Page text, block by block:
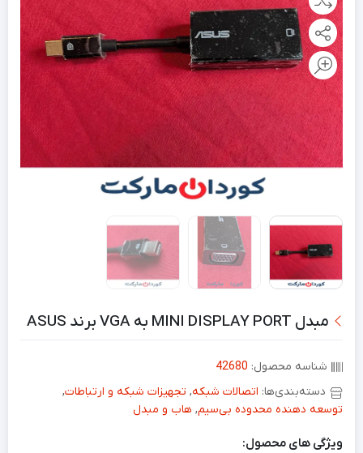
مبدل MINI DISPLAY PORT به VGA برند ASUS
شناسه محصول: 42680
دسته‌بندی‌ها: اتصالات شبکه, تجهیزات شبکه و ارتباطات,
توسعه دهنده محدوده بی‌سیم, هاب و مبدل
ویژگی های محصول: